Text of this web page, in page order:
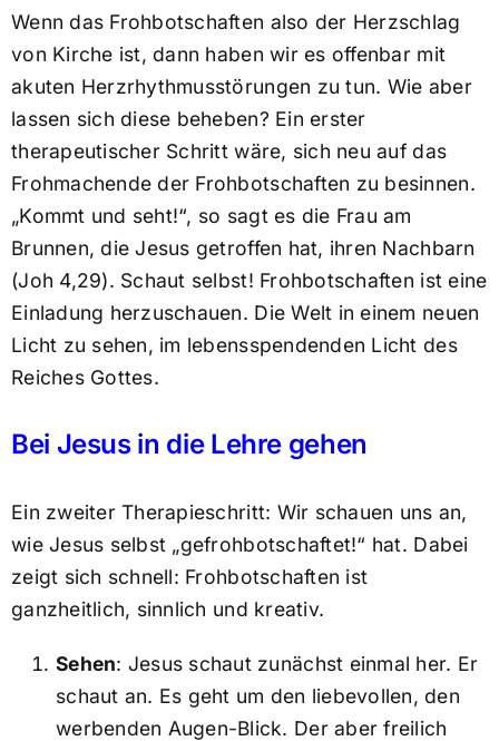
Wenn das Frohbotschaften also der Herzschlag
von Kirche ist, dann haben wir es offenbar mit
akuten Herzrhythmusstörungen zu tun. Wie aber
lassen sich diese beheben? Ein erster
therapeutischer Schritt wäre, sich neu auf das
Frohmachende der Frohbotschaften zu besinnen.
„Kommt und seht!“, so sagt es die Frau am
Brunnen, die Jesus getroffen hat, ihren Nachbarn
(Joh 4,29). Schaut selbst! Frohbotschaften ist eine
Einladung herzuschauen. Die Welt in einem neuen
Licht zu sehen, im lebensspendenden Licht des
Reiches Gottes.
Bei Jesus in die Lehre gehen
Ein zweiter Therapieschritt: Wir schauen uns an,
wie Jesus selbst „gefrohbotschaftet!“ hat. Dabei
zeigt sich schnell: Frohbotschaften ist
ganzheitlich, sinnlich und kreativ.
Sehen: Jesus schaut zunächst einmal her. Er
schaut an. Es geht um den liebevollen, den
werbenden Augen-Blick. Der aber freilich